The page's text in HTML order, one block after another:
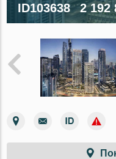
ID103638 2 192